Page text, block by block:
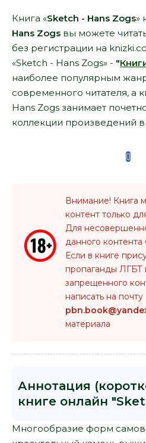
Книга «Sketch - Hans Zogs»
Hans Zogs вы можете
без регистрации на
«Sketch - Hans Zogs» - "
наиболее популярным
современного читателя, а
Hans Zogs занимает
коллекции произведений в
Внимание! Книга
контент только
Для
данного контента
Если в книге
пропаганды ЛГБТ
запрещенного
написать на почту
материала
Аннотация
книге онлайн
Многообразие форм